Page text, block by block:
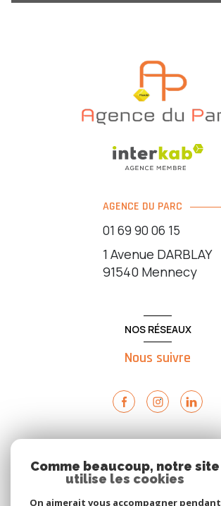
AGENCE DU PARC
01 69 90 06 15
1 Avenue DARBLAY
91540 Mennecy
NOS RÉSEAUX
Nous suivre
Nous adhérons
Comme beaucoup, notre site
utilise les cookies
On aimerait vous accompagner pendant